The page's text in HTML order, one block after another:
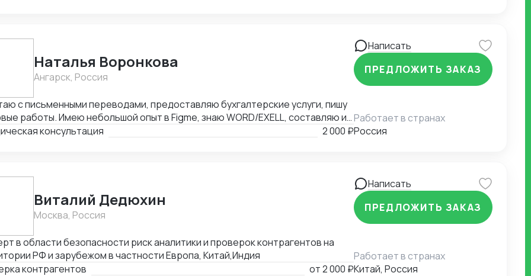
Наталья Воронкова
Ангарск, Россия
с письменными переводами, предоставляю бухгалтерские услуги, пишу
работы. Имею небольшой опыт в Figme, знаю WORD/EXELL, составляю и
таблицы. Рассматриваю подработку, рассмотрю Ваши варианты.
консультация 2 000 ₽
Написать
ПРЕДЛОЖИТЬ ЗАКАЗ
Работает в странах
Россия
Виталий Дедюхин
Москва, Россия
в области безопасности риск аналитики и проверок контрагентов на
РФ и зарубежом в частности Европа, Китай,Индия
контрагентов
от2 000 ₽
Написать
ПРЕДЛОЖИТЬ ЗАКАЗ
Работает в странах
Китай, Россия